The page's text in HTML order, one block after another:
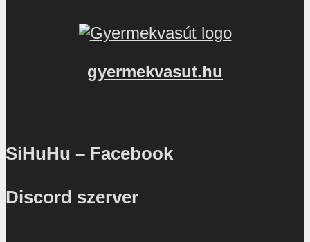
gyermekvasut.hu
SiHuHu – Facebook
Discord szerver